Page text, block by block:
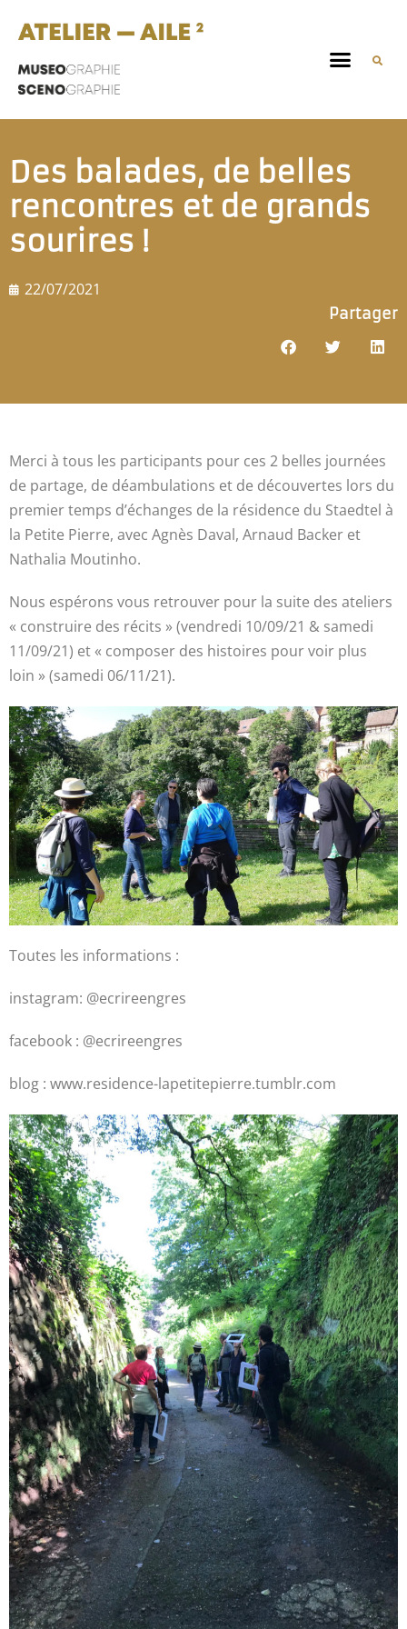
Des balades, de belles
rencontres et de grands
sourires !
22/07/2021
Partager
Merci à tous les participants pour ces 2 belles journées
de partage, de déambulations et de découvertes lors du
premier temps d’échanges de la résidence du Staedtel à
la Petite Pierre, avec Agnès Daval, Arnaud Backer et
Nathalia Moutinho.
Nous espérons vous retrouver pour la suite des ateliers
« construire des récits » (vendredi 10/09/21 & samedi
11/09/21) et « composer des histoires pour voir plus
loin » (samedi 06/11/21).
Toutes les informations :
instagram: @ecrireengres
facebook : @ecrireengres
blog : www.residence-lapetitepierre.tumblr.com